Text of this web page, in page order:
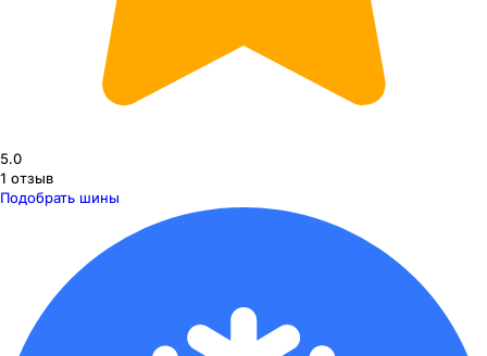
5.0
1 отзыв
Подобрать шины